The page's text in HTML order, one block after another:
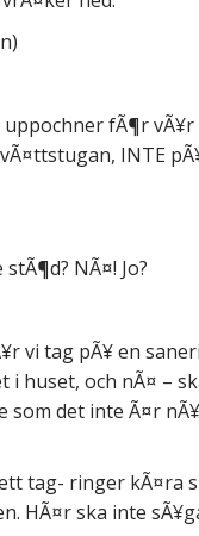
fÃ¶r
INTE
NÃ¤! Jo?
vi tag pÃ¥ en
huset, och nÃ¤ –
som det inte Ã¤r
tag- ringer kÃ¤ra
HÃ¤r ska inte